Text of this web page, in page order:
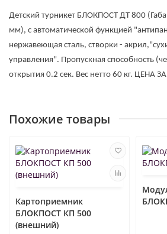
Детский турникет БЛОКПОСТ ДТ 800
мм), с автоматической функцией
нержавеющая сталь, створки -
управления". Пропускная способность
открытия 0.2 сек. Вес нетто 60 кг. ЦЕНА
Похожие товары
Картоприемник
БЛОКПОСТ КП 500
(внешний)